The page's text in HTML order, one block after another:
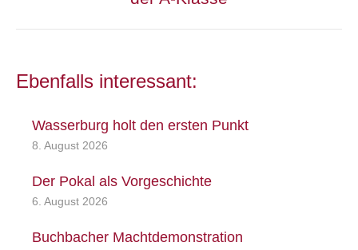
Beitrag:
Ebenfalls interessant:
Wasserburg holt den ersten Punkt
8. August 2026
Der Pokal als Vorgeschichte
6. August 2026
Buchbacher Machtdemonstration